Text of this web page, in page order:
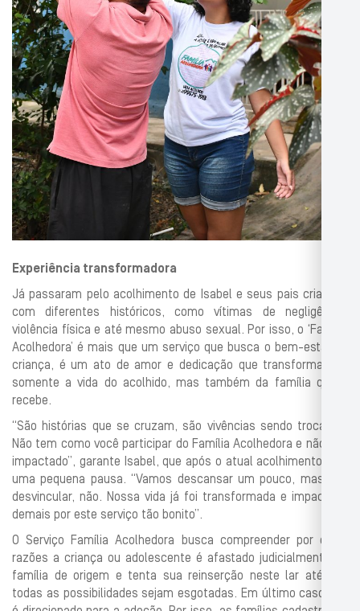
Experiência transformadora
Já passaram pelo acolhimento de Isabel e seus pais crianças
com diferentes históricos, como vítimas de negligência,
violência física e até mesmo abuso sexual. Por isso, o ‘Família
Acolhedora’ é mais que um serviço que busca o bem-estar da
criança, é um ato de amor e dedicação que transforma não
somente a vida do acolhido, mas também da família que o
recebe.
“São histórias que se cruzam, são vivências sendo trocadas.
Não tem como você participar do Família Acolhedora e não sair
impactado”, garante Isabel, que após o atual acolhimento fará
uma pequena pausa. “Vamos descansar um pouco, mas nos
desvincular, não. Nossa vida já foi transformada e impactada
demais por este serviço tão bonito”.
O Serviço Família Acolhedora busca compreender por quais
razões a criança ou adolescente é afastado judicialmente da
família de origem e tenta sua reinserção neste lar até que
todas as possibilidades sejam esgotadas. Em último caso, ele